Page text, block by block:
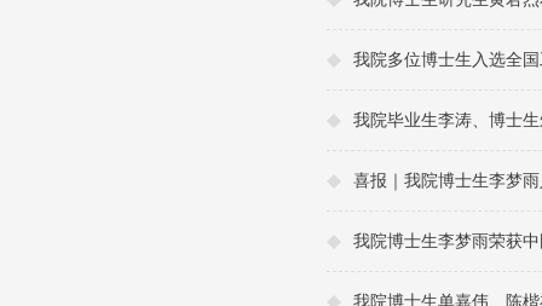
我院多位博士生入选全
理论及...
我院毕业生李涛、博士
喜报｜我院博士生李梦
我院博士生李梦雨荣获
我院博士生单嘉伟、陈